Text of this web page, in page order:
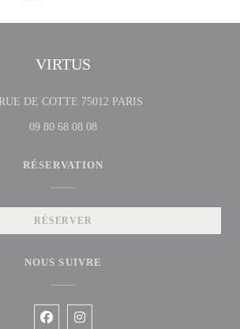
VIRTUS
DE COTTE 75012 PARIS((ouvre une nouvelle
09 80 68 08 08
RÉSERVATION
RÉSERVER
NOUS SUIVRE
Facebook ((ouvre une nouvelle
Instagram ((ouvre une nouvelle